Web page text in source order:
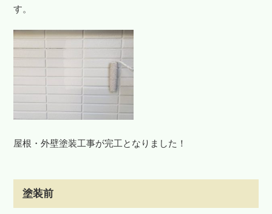
す。
屋根・外壁塗装工事が完工となりました！
塗装前